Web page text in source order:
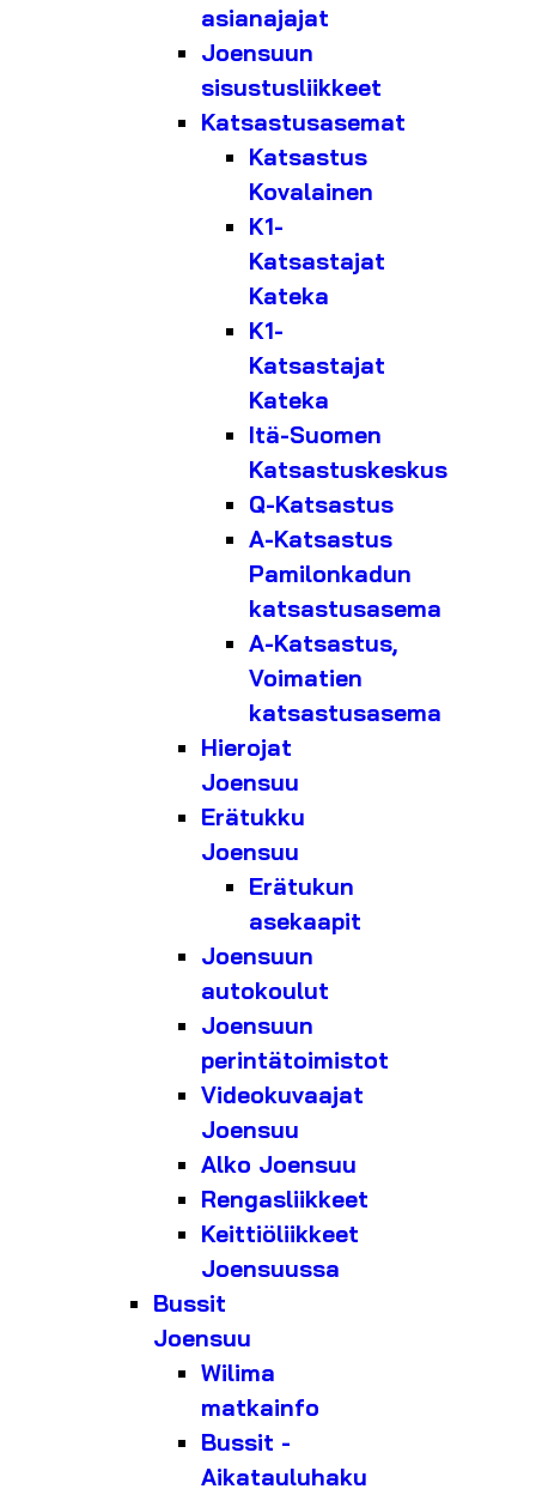
asianajajat
Joensuun
sisustusliikkeet
Katsastusasemat
Katsastus
Kovalainen
K1-
Katsastajat
Kateka
K1-
Katsastajat
Kateka
Itä-Suomen
Katsastuskeskus
Q-Katsastus
A-Katsastus
Pamilonkadun
katsastusasema
A-Katsastus,
Voimatien
katsastusasema
Hierojat
Joensuu
Erätukku
Joensuu
Erätukun
asekaapit
Joensuun
autokoulut
Joensuun
perintätoimistot
Videokuvaajat
Joensuu
Alko Joensuu
Rengasliikkeet
Keittiöliikkeet
Joensuussa
Bussit
Joensuu
Wilima
matkainfo
Bussit -
Aikatauluhaku